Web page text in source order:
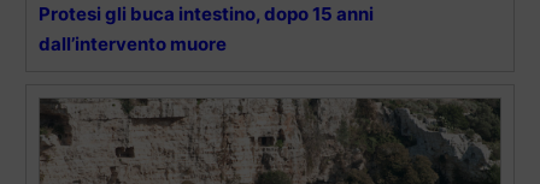
Protesi gli buca intestino, dopo 15 anni
dall’intervento muore